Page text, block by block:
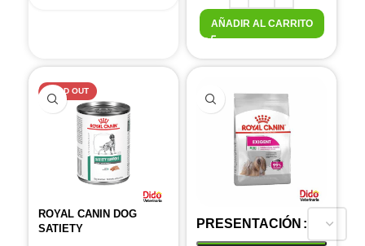
AÑADIR AL CARRITO
SOLD OUT
ROYAL CANIN DOG
SATIETY
PRESENTACIÓN